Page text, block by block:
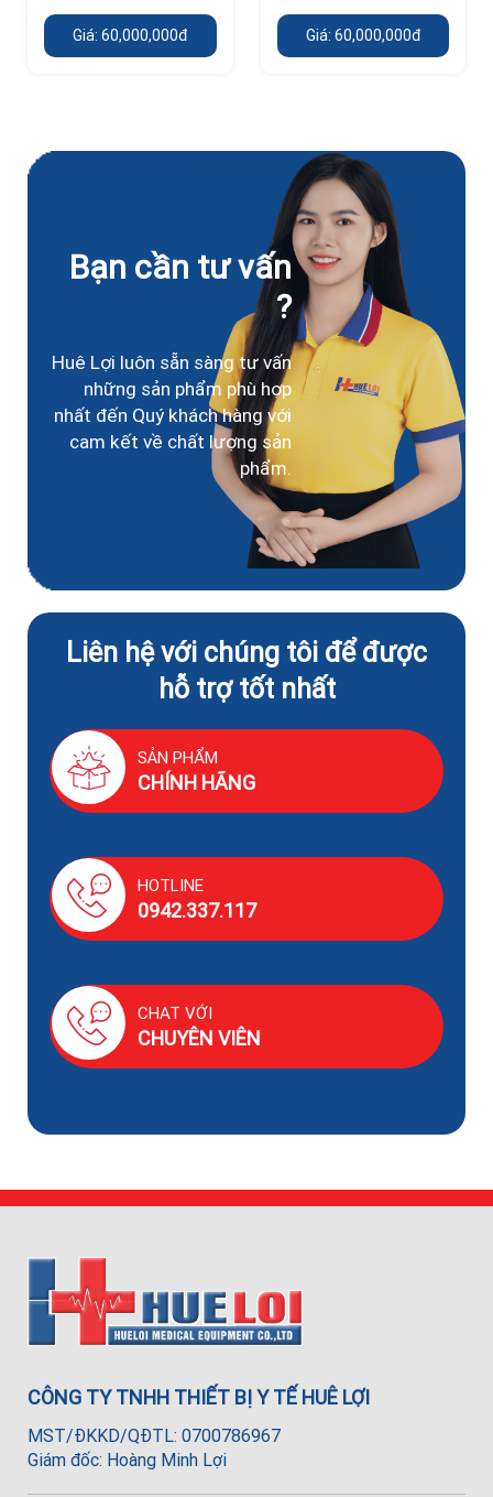
NANO L12 EXP
Giá: 60,000,000đ
EDAN NANO C5 EXP
Giá: 60,000,000đ
Bạn cần tư vấn
?
Huê Lợi luôn sẵn sàng tư vấn
những sản phẩm phù hợp
nhất đến Quý khách hàng với
cam kết về chất lượng sản
phẩm.
Liên hệ với chúng tôi để được
hỗ trợ tốt nhất
SẢN PHẨM
CHÍNH HÃNG
HOTLINE
0942.337.117
CHAT VỚI
CHUYÊN VIÊN
CÔNG TY TNHH THIẾT BỊ Y TẾ HUÊ LỢI
MST/ĐKKD/QĐTL: 0700786967
Giám đốc: Hoàng Minh Lợi